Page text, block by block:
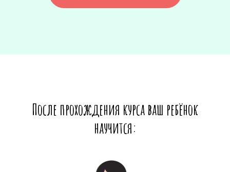
После прохождения курса ваш ребёнок
научится: